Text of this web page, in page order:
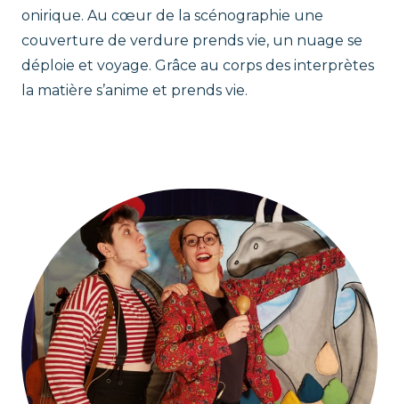
onirique. Au cœur de la scénographie une
couverture de verdure prends vie, un nuage se
déploie et voyage. Grâce au corps des interprètes
la matière s’anime et prends vie.